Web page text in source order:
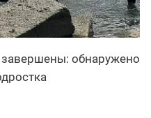
обнаружено